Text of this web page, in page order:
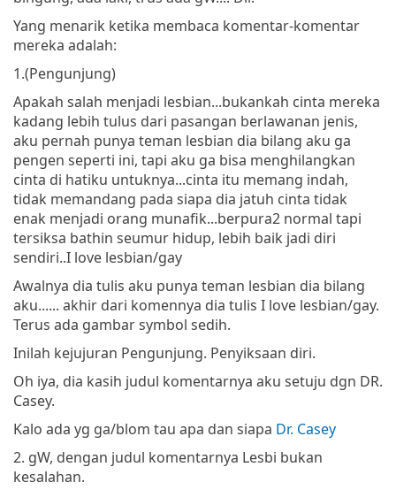
Yang menarik ketika membaca komentar-komentar
mereka adalah:
1.(Pengunjung)
Apakah salah menjadi lesbian...bukankah cinta mereka
kadang lebih tulus dari pasangan berlawanan jenis,
aku pernah punya teman lesbian dia bilang aku ga
pengen seperti ini, tapi aku ga bisa menghilangkan
cinta di hatiku untuknya...cinta itu memang indah,
tidak memandang pada siapa dia jatuh cinta tidak
enak menjadi orang munafik...berpura2 normal tapi
tersiksa bathin seumur hidup, lebih baik jadi diri
sendiri..I love lesbian/gay
Awalnya dia tulis aku punya teman lesbian dia bilang
aku...... akhir dari komennya dia tulis I love lesbian/gay.
Terus ada gambar symbol sedih.
Inilah kejujuran Pengunjung. Penyiksaan diri.
Oh iya, dia kasih judul komentarnya aku setuju dgn DR.
Casey.
Kalo ada yg ga/blom tau apa dan siapa Dr. Casey
2. gW, dengan judul komentarnya Lesbi bukan
kesalahan.